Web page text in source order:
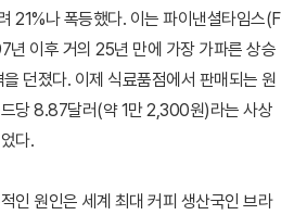
21%나 폭등했다. 이는 파이낸셜타임스(F
년 이후 거의 25년 만에 가장 가파른 상승
던졌다. 이제 식료품점에서 판매되는 원
당 8.87달러(약 1만 2,300원)라는 사상
다.
인 원인은 세계 최대 커피 생산국인 브라